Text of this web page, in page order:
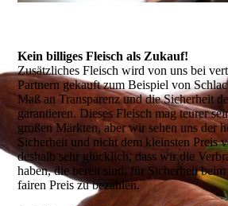
Kein billiges Fleisch als Zukauf!
Zusätzliches Fleisch wird von uns bei
Partnern gekauft zum Beispiel von
Maß an Transparenz und die Sicherheit
garantieren. Dieses Fleisch mag teurer
großen Märkten, aber wir sehen uns der
Sicherheit und nicht dem kleinsten Preis
deshalb sehr glücklich, dass wir die
haben, die bereit sind, für Sicherheit
fairen Preis zu bezahlen.